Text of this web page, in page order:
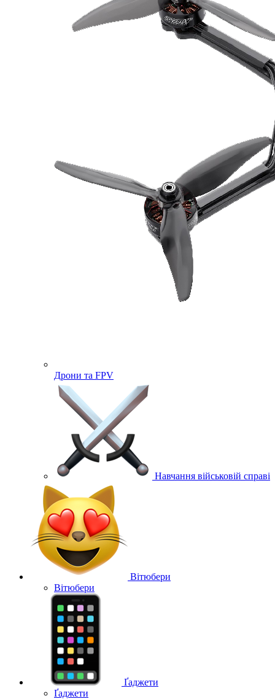
Дрони та FPV
Навчання військовій справі
Вітюбери
Вітюбери
Ґаджети
Ґаджети